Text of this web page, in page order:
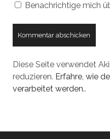
Benachrichtige mich
Diese Seite verwendet
reduzieren. Erfahre, wie
verarbeitet werden..